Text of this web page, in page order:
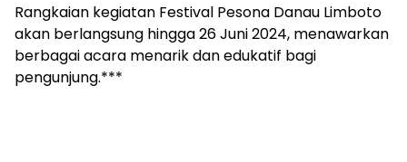
Rangkaian kegiatan Festival Pesona Danau Limboto
akan berlangsung hingga 26 Juni 2024, menawarkan
berbagai acara menarik dan edukatif bagi
pengunjung.***